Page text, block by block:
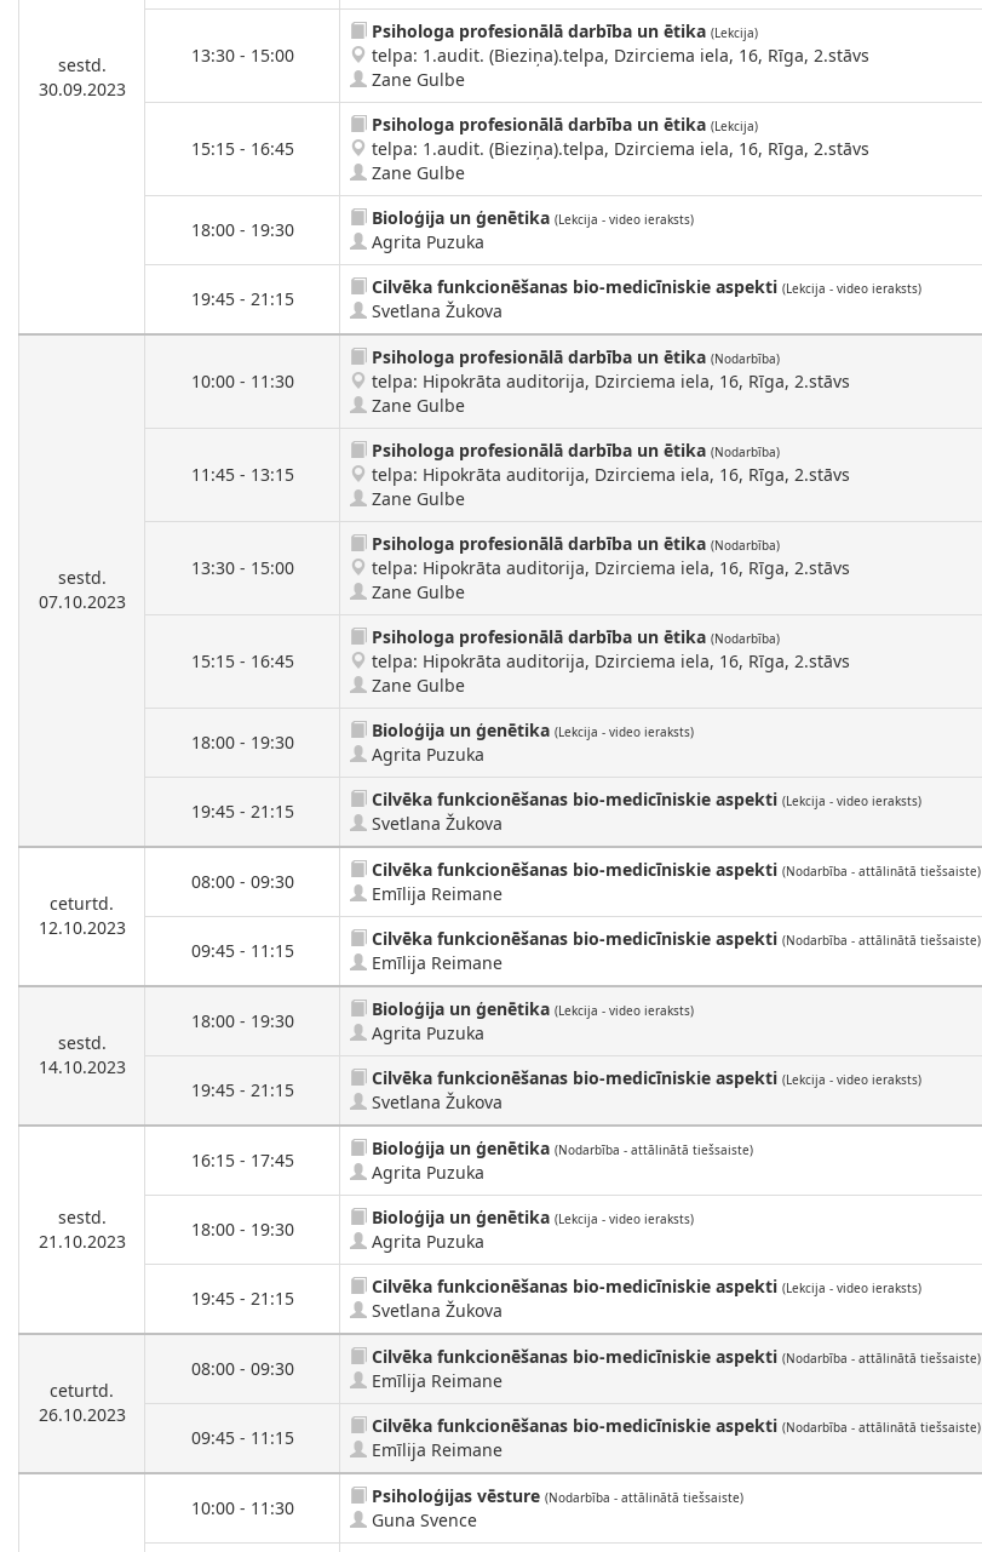
sestd.
30.09.2023
13:30 - 15:00
Psihologa profesionālā darbība un ētika (Lekcija)
telpa: 1.audit. (Bieziņa).telpa, Dzirciema iela, 16, Rīga, 2.stāvs
Zane Gulbe
15:15 - 16:45
Psihologa profesionālā darbība un ētika (Lekcija)
telpa: 1.audit. (Bieziņa).telpa, Dzirciema iela, 16, Rīga, 2.stāvs
Zane Gulbe
18:00 - 19:30
Bioloģija un ģenētika (Lekcija - video ieraksts)
Agrita Puzuka
19:45 - 21:15
Cilvēka funkcionēšanas bio-medicīniskie aspekti (Lekcija - video ieraksts)
Svetlana Žukova
sestd.
07.10.2023
10:00 - 11:30
Psihologa profesionālā darbība un ētika (Nodarbība)
telpa: Hipokrāta auditorija, Dzirciema iela, 16, Rīga, 2.stāvs
Zane Gulbe
11:45 - 13:15
Psihologa profesionālā darbība un ētika (Nodarbība)
telpa: Hipokrāta auditorija, Dzirciema iela, 16, Rīga, 2.stāvs
Zane Gulbe
13:30 - 15:00
Psihologa profesionālā darbība un ētika (Nodarbība)
telpa: Hipokrāta auditorija, Dzirciema iela, 16, Rīga, 2.stāvs
Zane Gulbe
15:15 - 16:45
Psihologa profesionālā darbība un ētika (Nodarbība)
telpa: Hipokrāta auditorija, Dzirciema iela, 16, Rīga, 2.stāvs
Zane Gulbe
18:00 - 19:30
Bioloģija un ģenētika (Lekcija - video ieraksts)
Agrita Puzuka
19:45 - 21:15
Cilvēka funkcionēšanas bio-medicīniskie aspekti (Lekcija - video ieraksts)
Svetlana Žukova
ceturtd.
12.10.2023
08:00 - 09:30
Cilvēka funkcionēšanas bio-medicīniskie aspekti (Nodarbība - attālinātā tiešsaiste)
Emīlija Reimane
09:45 - 11:15
Cilvēka funkcionēšanas bio-medicīniskie aspekti (Nodarbība - attālinātā tiešsaiste)
Emīlija Reimane
sestd.
14.10.2023
18:00 - 19:30
Bioloģija un ģenētika (Lekcija - video ieraksts)
Agrita Puzuka
19:45 - 21:15
Cilvēka funkcionēšanas bio-medicīniskie aspekti (Lekcija - video ieraksts)
Svetlana Žukova
sestd.
21.10.2023
16:15 - 17:45
Bioloģija un ģenētika (Nodarbība - attālinātā tiešsaiste)
Agrita Puzuka
18:00 - 19:30
Bioloģija un ģenētika (Lekcija - video ieraksts)
Agrita Puzuka
19:45 - 21:15
Cilvēka funkcionēšanas bio-medicīniskie aspekti (Lekcija - video ieraksts)
Svetlana Žukova
ceturtd.
26.10.2023
08:00 - 09:30
Cilvēka funkcionēšanas bio-medicīniskie aspekti (Nodarbība - attālinātā tiešsaiste)
Emīlija Reimane
09:45 - 11:15
Cilvēka funkcionēšanas bio-medicīniskie aspekti (Nodarbība - attālinātā tiešsaiste)
Emīlija Reimane
10:00 - 11:30
Psiholoģijas vēsture (Nodarbība - attālinātā tiešsaiste)
Guna Svence